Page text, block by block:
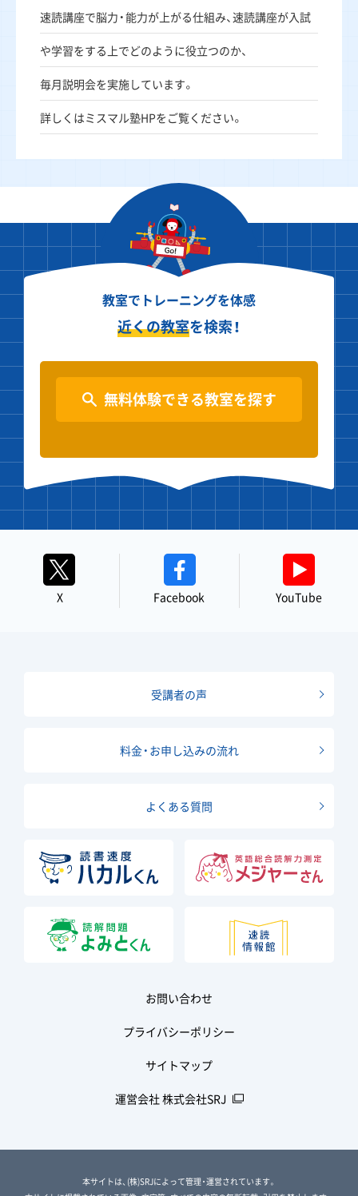
速読講座で脳力・能力が上がる仕組み、速読講座が入試
や学習をする上でどのように役立つのか、
毎月説明会を実施しています。
詳しくはミスマル塾HPをご覧ください。
教室でトレーニングを体感
近くの教室を検索！
無料体験できる教室を探す
X Facebook YouTube
受講者の声
料金・お申し込みの流れ
よくある質問
お問い合わせ
プライバシーポリシー
サイトマップ
運営会社 株式会社SRJ
本サイトは、(株)SRJによって管理・運営されています。